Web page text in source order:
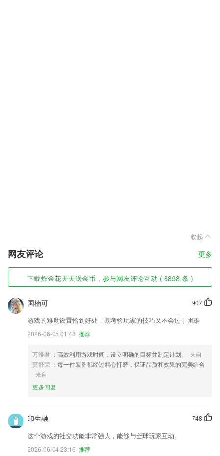
收起
网友评论 更多
下载炸金花天天送金币，参与网友评论互动 ( 6898 条 )
907
国楠可
游戏的难度设置恰到好处，既考验玩家的技巧又不会过于困难
2026-06-05 01:48 推荐
万维君 ：高效利用游戏时间，设立明确的目标并制定计划。
来自
莫舒荣 ：每一件装备都经过精心打磨，保证品质和效果的完美结合
来自
更多回复
748
印生融
这个游戏的社交功能非常强大，能够与全球玩家互动。
2026-06-04 23:16 推荐